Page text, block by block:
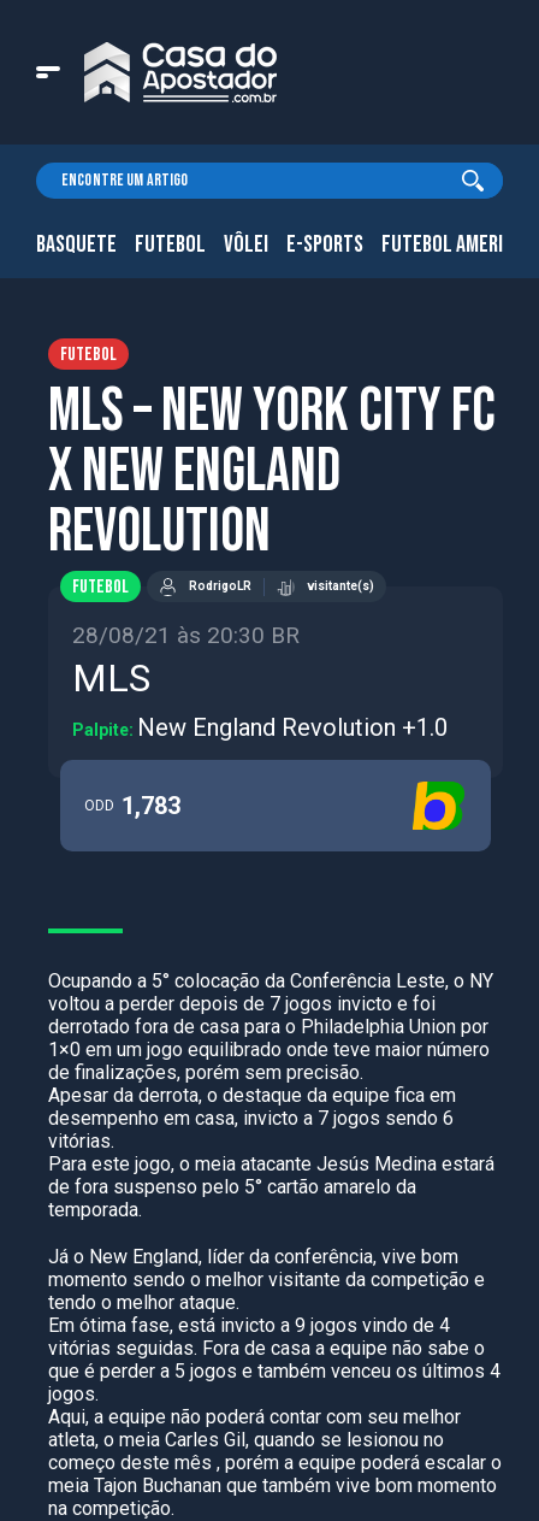
BASQUETE FUTEBOL VÔLEI E-SPORTS FUTEBOL
FUTEBOL
MLS – New York City FC
X New England
Revolution
FUTEBOL RodrigoLR visitante(s)
28/08/21 às 20:30 BR
MLS
Palpite: New England Revolution +1.0
ODD 1,783
Ocupando a 5° colocação da Conferência Leste, o NY
voltou a perder depois de 7 jogos invicto e foi
derrotado fora de casa para o Philadelphia Union por
1×0 em um jogo equilibrado onde teve maior número
de finalizações, porém sem precisão.
Apesar da derrota, o destaque da equipe fica em
desempenho em casa, invicto a 7 jogos sendo 6
vitórias.
Para este jogo, o meia atacante Jesús Medina estará
de fora suspenso pelo 5° cartão amarelo da
temporada.
Já o New England, líder da conferência, vive bom
momento sendo o melhor visitante da competição e
tendo o melhor ataque.
Em ótima fase, está invicto a 9 jogos vindo de 4
vitórias seguidas. Fora de casa a equipe não sabe o
que é perder a 5 jogos e também venceu os últimos 4
jogos.
Aqui, a equipe não poderá contar com seu melhor
atleta, o meia Carles Gil, quando se lesionou no
começo deste mês , porém a equipe poderá escalar o
meia Tajon Buchanan que também vive bom momento
na competição.